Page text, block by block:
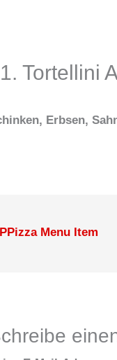
Tortellini
Erbsen,
Menu Item